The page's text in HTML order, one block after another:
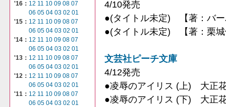
'16： 12 11 10 09 08 07
06 05 04 03 02 01
'15： 12 11 10 09 08 07
06 05 04 03 02 01
'14： 12 11 10 09 08 07
06 05 04 03 02 01
'13： 12 11 10 09 08 07
06 05 04 03 02 01
'12： 12 11 10 09 08 07
06 05 04 03 02 01
'11： 12 11 10 09 08 07
06 05 04 03 02 01
4/10発売
●(タイトル未定) 【著：バ
●(タイトル未定) 【著：栗城
文芸社ピーチ文庫
4/12発売
●凌辱のアイリス (上) 大正
●凌辱のアイリス (下) 大正